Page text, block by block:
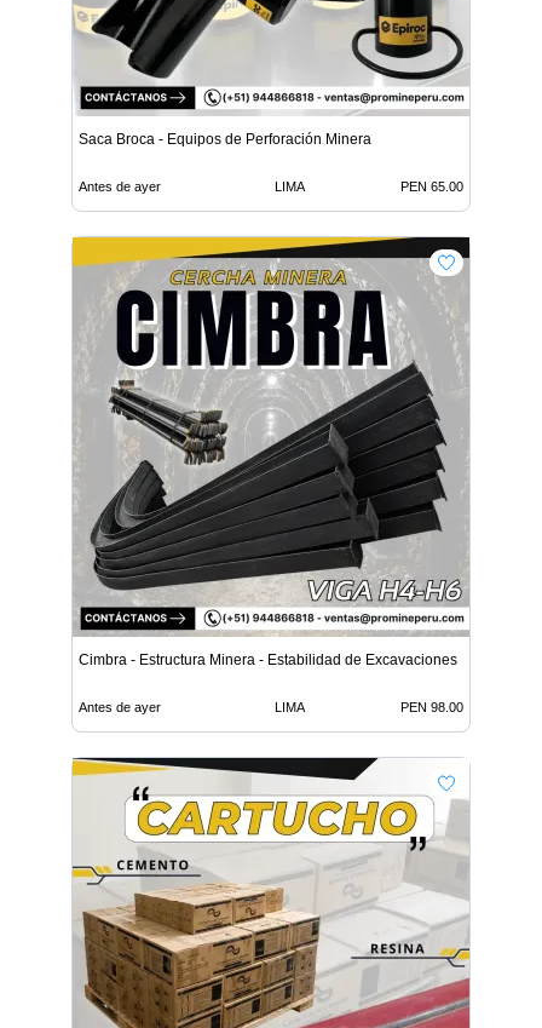
Saca Broca - Equipos de Perforación Minera
Antes de ayer LIMA PEN 65.00
Cimbra - Estructura Minera - Estabilidad de Excavaciones
Antes de ayer LIMA PEN 98.00